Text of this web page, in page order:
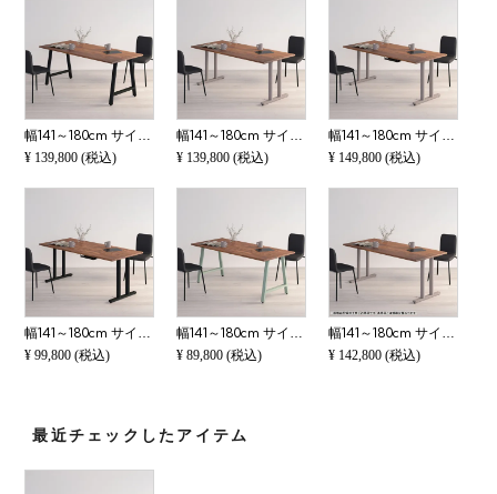
¥ 139,800 (税込)
¥ 139,800 (税込)
¥ 149,800 (税込)
¥ 99,800 (税込)
¥ 89,800 (税込)
¥ 142,800 (税込)
最近チェックしたアイテム